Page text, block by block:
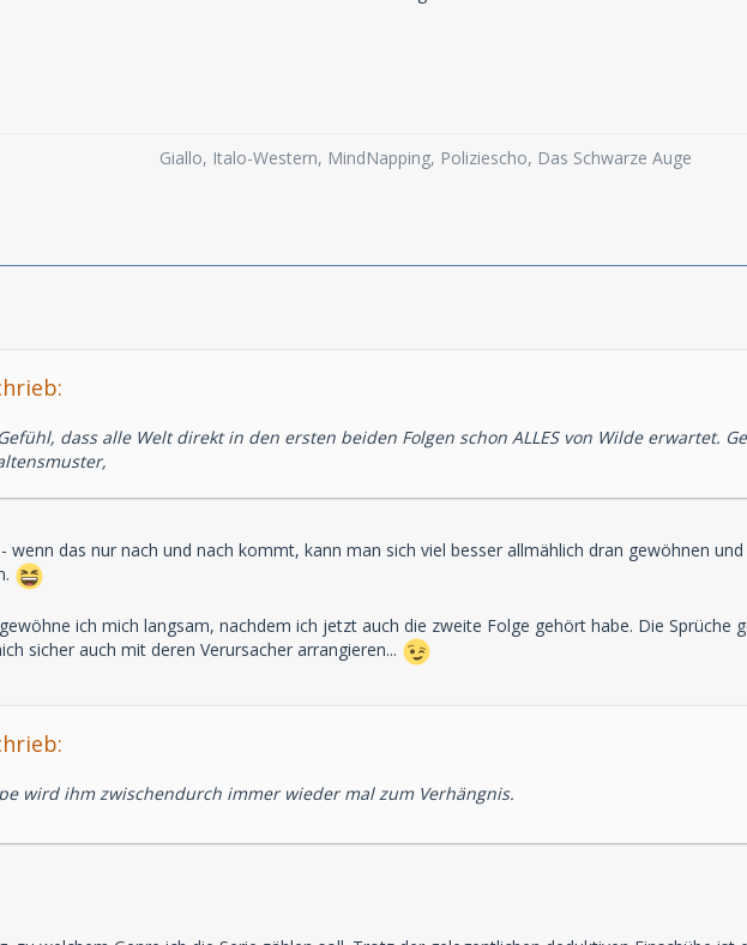
Giallo, Italo-Western, MindNapping, Poliziescho, Das Schwarze Auge
dass alle Welt direkt in den ersten beiden Folgen schon ALLES von Wilde erwartet.
wenn das nur nach und nach kommt, kann man sich viel besser allmählich dran gewöhnen
ich mich langsam, nachdem ich jetzt auch die zweite Folge gehört habe. Die Sprüche
sicher auch mit deren Verursacher arrangieren...
wird ihm zwischendurch immer wieder mal zum Verhängnis.